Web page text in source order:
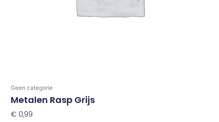
Geen categorie
Metalen Rasp Grijs
€ 0,99